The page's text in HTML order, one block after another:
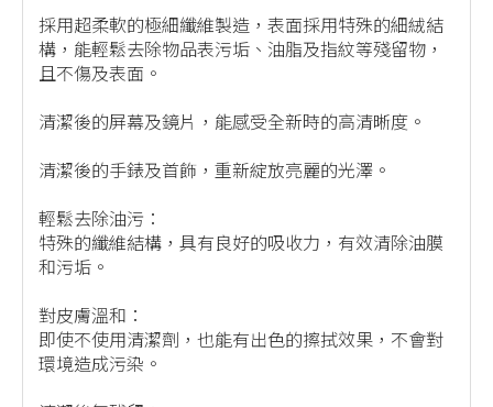
採用超柔軟的極細纖維製造，表面採用特殊的細絨結
構，能輕鬆去除物品表污垢、油脂及指紋等殘留物，
且不傷及表面。
清潔後的屏幕及鏡片，能感受全新時的高清晰度。
清潔後的手錶及首飾，重新綻放亮麗的光澤。
輕鬆去除油污：
特殊的纖維結構，具有良好的吸收力，有效清除油膜
和污垢。
對皮膚溫和：
即使不使用清潔劑，也能有出色的擦拭效果，不會對
環境造成污染。